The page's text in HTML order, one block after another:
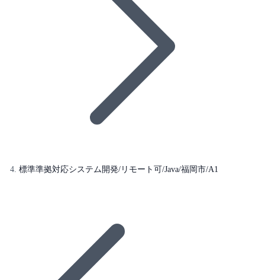
標準準拠対応システム開発/リモート可/Java/福岡市/A1